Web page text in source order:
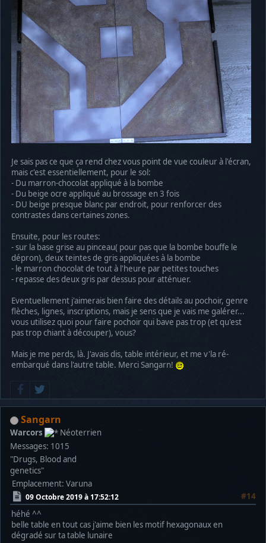
Je sais pas ce que ça rend chez vous point de vue couleur à l'écran,
mais c'est essentiellement, pour le sol:
- Du marron-chocolat appliqué à la bombe
- Du beige ocre appliqué au brossage en 3 fois
- DU beige presque blanc par endroit, pour renforcer des
contrastes dans certaines zones.
Ensuite, pour les routes:
- sur la base grise au pinceau( pour pas que la bombe bouffe le
dépron), deux teintes de gris appliquées à la bombe
- le marron chocolat de tout à l'heure par petites touches
- repasse des deux gris par dessus pour atténuer.
Eventuellement j'aimerais bien faire des détails au pochoir, genre
flèches, lignes, inscriptions, mais je sens que je vais me galérer...
vous utilisez quoi pour faire pochoir qui bave pas trop (et qu'est
pas trop chiant à découper), vous?
Mais je me perds, là. J'avais dis, table intérieur, et me v'la ré-
embarqué dans l'autre table. Merci Sangarn!
Sangarn
Warcors
Néoterrien
Messages: 1015
"Drugs, Blood and
genetics"
Emplacement: Varuna
09 Octobre 2019 à 17:52:12
#14
héhé ^^
belle table en tout cas j'aime bien les motif hexagonaux en
dégradé sur ta table lunaire